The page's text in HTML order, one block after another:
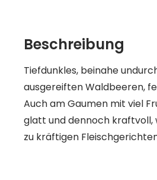
Beschreibung
Tiefdunkles, beinahe
ausgereiften Waldbeeren,
Auch am Gaumen mit viel
glatt und dennoch kraftvoll,
zu kräftigen